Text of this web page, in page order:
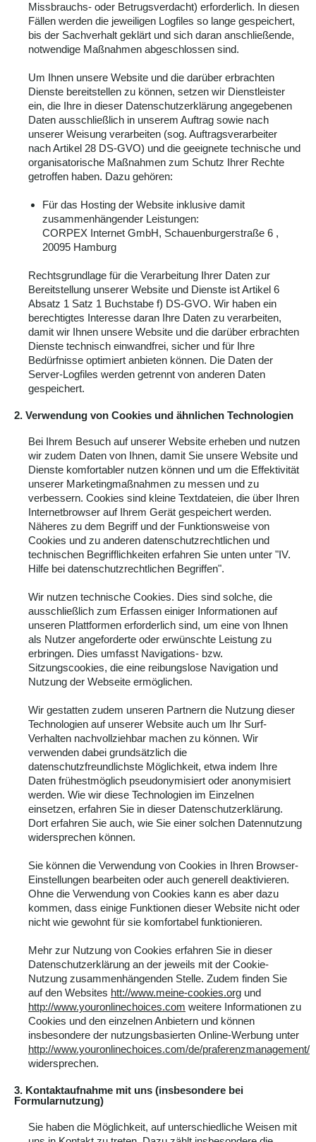
Missbrauchs- oder Betrugsverdacht) erforderlich. In diesen
Fällen werden die jeweiligen Logfiles so lange gespeichert,
bis der Sachverhalt geklärt und sich daran anschließende,
notwendige Maßnahmen abgeschlossen sind.
Um Ihnen unsere Website und die darüber erbrachten
Dienste bereitstellen zu können, setzen wir Dienstleister
ein, die Ihre in dieser Datenschutzerklärung angegebenen
Daten ausschließlich in unserem Auftrag sowie nach
unserer Weisung verarbeiten (sog. Auftragsverarbeiter
nach Artikel 28 DS-GVO) und die geeignete technische und
organisatorische Maßnahmen zum Schutz Ihrer Rechte
getroffen haben. Dazu gehören:
Für das Hosting der Website inklusive damit
zusammenhängender Leistungen:
CORPEX Internet GmbH, Schauenburgerstraße 6 ,
20095 Hamburg
Rechtsgrundlage für die Verarbeitung Ihrer Daten zur
Bereitstellung unserer Website und Dienste ist Artikel 6
Absatz 1 Satz 1 Buchstabe f) DS-GVO. Wir haben ein
berechtigtes Interesse daran Ihre Daten zu verarbeiten,
damit wir Ihnen unsere Website und die darüber erbrachten
Dienste technisch einwandfrei, sicher und für Ihre
Bedürfnisse optimiert anbieten können. Die Daten der
Server-Logfiles werden getrennt von anderen Daten
gespeichert.
2. Verwendung von Cookies und ähnlichen Technologien
Bei Ihrem Besuch auf unserer Website erheben und nutzen
wir zudem Daten von Ihnen, damit Sie unsere Website und
Dienste komfortabler nutzen können und um die Effektivität
unserer Marketingmaßnahmen zu messen und zu
verbessern. Cookies sind kleine Textdateien, die über Ihren
Internetbrowser auf Ihrem Gerät gespeichert werden.
Näheres zu dem Begriff und der Funktionsweise von
Cookies und zu anderen datenschutzrechtlichen und
technischen Begrifflichkeiten erfahren Sie unten unter "IV.
Hilfe bei datenschutzrechtlichen Begriffen".
Wir nutzen technische Cookies. Dies sind solche, die
ausschließlich zum Erfassen einiger Informationen auf
unseren Plattformen erforderlich sind, um eine von Ihnen
als Nutzer angeforderte oder erwünschte Leistung zu
erbringen. Dies umfasst Navigations- bzw.
Sitzungscookies, die eine reibungslose Navigation und
Nutzung der Webseite ermöglichen.
Wir gestatten zudem unseren Partnern die Nutzung dieser
Technologien auf unserer Website auch um Ihr Surf-
Verhalten nachvollziehbar machen zu können. Wir
verwenden dabei grundsätzlich die
datenschutzfreundlichste Möglichkeit, etwa indem Ihre
Daten frühestmöglich pseudonymisiert oder anonymisiert
werden. Wie wir diese Technologien im Einzelnen
einsetzen, erfahren Sie in dieser Datenschutzerklärung.
Dort erfahren Sie auch, wie Sie einer solchen Datennutzung
widersprechen können.
Sie können die Verwendung von Cookies in Ihren Browser-
Einstellungen bearbeiten oder auch generell deaktivieren.
Ohne die Verwendung von Cookies kann es aber dazu
kommen, dass einige Funktionen dieser Website nicht oder
nicht wie gewohnt für sie komfortabel funktionieren.
Mehr zur Nutzung von Cookies erfahren Sie in dieser
Datenschutzerklärung an der jeweils mit der Cookie-
Nutzung zusammenhängenden Stelle. Zudem finden Sie
auf den Websites htt://www.meine-cookies.org und
http://www.youronlinechoices.com weitere Informationen zu
Cookies und den einzelnen Anbietern und können
insbesondere der nutzungsbasierten Online-Werbung unter
http://www.youronlinechoices.com/de/praferenzmanagement/
widersprechen.
3. Kontaktaufnahme mit uns (insbesondere bei
Formularnutzung)
Sie haben die Möglichkeit, auf unterschiedliche Weisen mit